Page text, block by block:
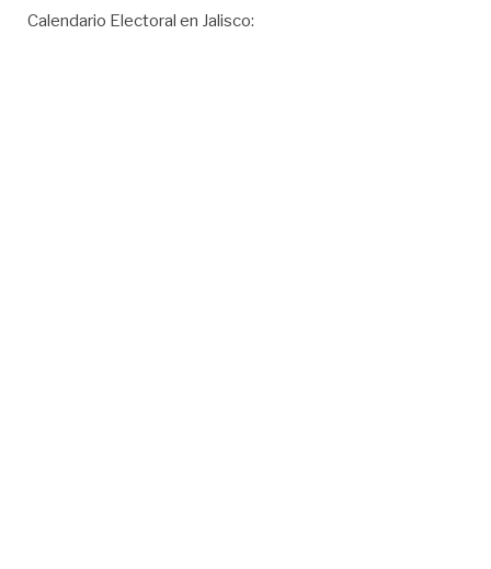
Calendario Electoral en Jalisco: